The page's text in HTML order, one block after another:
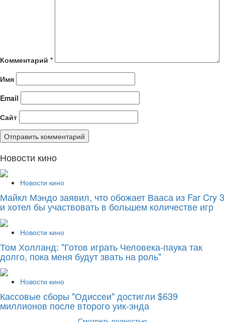
Комментарий *
Имя
Email
Сайт
Новости кино
Новости кино
Майкл Мэндо заявил, что обожает Вааса из Far Cry 3
и хотел бы участвовать в большем количестве игр
Новости кино
Том Холланд: "Готов играть Человека-паука так
долго, пока меня будут звать на роль"
Новости кино
Кассовые сборы "Одиссеи" достигли $639
миллионов после второго уик-энда